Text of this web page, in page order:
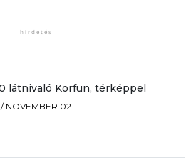
látnivaló Korfun, térképpel
/ NOVEMBER 02.